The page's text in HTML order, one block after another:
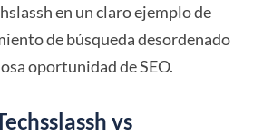
en un claro ejemplo de
de búsqueda desordenado
oportunidad de SEO.
vs